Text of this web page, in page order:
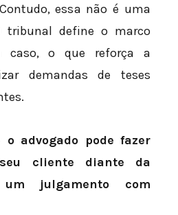
essa não é uma
tribunal define o marco
caso, o que reforça a
demandas de teses
o advogado pode fazer
cliente diante da
julgamento com